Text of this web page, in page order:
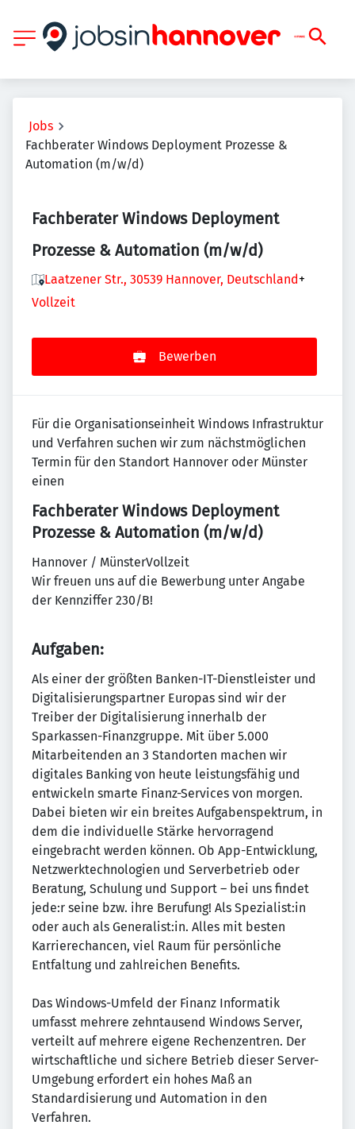
Jobs
Fachberater Windows Deployment Prozesse &
Automation (m/w/d)
Fachberater Windows Deployment
Prozesse & Automation (m/w/d)
Laatzener Str., 30539 Hannover, Deutschland+
Vollzeit
Bewerben
Für die Organisationseinheit Windows Infrastruktur
und Verfahren suchen wir zum nächstmöglichen
Termin für den Standort Hannover oder Münster
einen
Fachberater Windows Deployment
Prozesse & Automation (m/w/d)
Hannover / MünsterVollzeit
Wir freuen uns auf die Bewerbung unter Angabe
der Kennziffer 230/B!
Aufgaben:
Als einer der größten Banken-IT-Dienstleister und
Digitalisierungspartner Europas sind wir der
Treiber der Digitalisierung innerhalb der
Sparkassen-Finanzgruppe. Mit über 5.000
Mitarbeitenden an 3 Standorten machen wir
digitales Banking von heute leistungsfähig und
entwickeln smarte Finanz-Services von morgen.
Dabei bieten wir ein breites Aufgabenspektrum, in
dem die individuelle Stärke hervorragend
eingebracht werden können. Ob App-Entwicklung,
Netzwerktechnologien und Serverbetrieb oder
Beratung, Schulung und Support – bei uns findet
jede:r seine bzw. ihre Berufung! Als Spezialist:in
oder auch als Generalist:in. Alles mit besten
Karrierechancen, viel Raum für persönliche
Entfaltung und zahlreichen Benefits.
Das Windows-Umfeld der Finanz Informatik
umfasst mehrere zehntausend Windows Server,
verteilt auf mehrere eigene Rechenzentren. Der
wirtschaftliche und sichere Betrieb dieser Server-
Umgebung erfordert ein hohes Maß an
Standardisierung und Automation in den
Verfahren.